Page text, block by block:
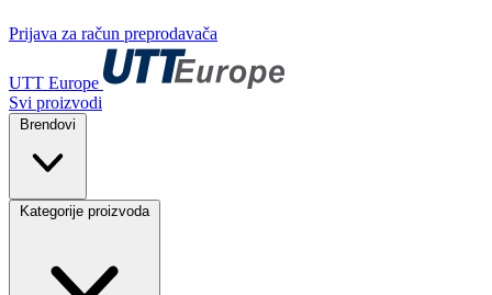
Prijava za račun preprodavača
UTT Europe
Svi proizvodi
Brendovi
Kategorije proizvoda